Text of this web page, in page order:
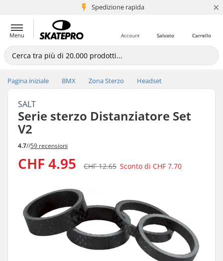
Spedizione rapida
+5 mln di clienti ×
Menu Carrello
Salvato
Account
Pagina iniziale BMX Zona Sterzo Headset
SALT
Serie sterzo Distanziatore Set
V2
4.7//59 recensioni
CHF 4.95 CHF 12.65 Sconto di CHF 7.70